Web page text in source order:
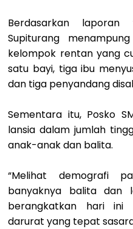
Berdasarkan
Supiturang
kelompok rentan yang
satu bayi, tiga ibu
dan tiga penyandang
Sementara itu, Posko
lansia dalam jumlah
anak-anak dan balita.
“Melihat demografi
banyaknya balita dan
berangkatkan hari ini
darurat yang tepat